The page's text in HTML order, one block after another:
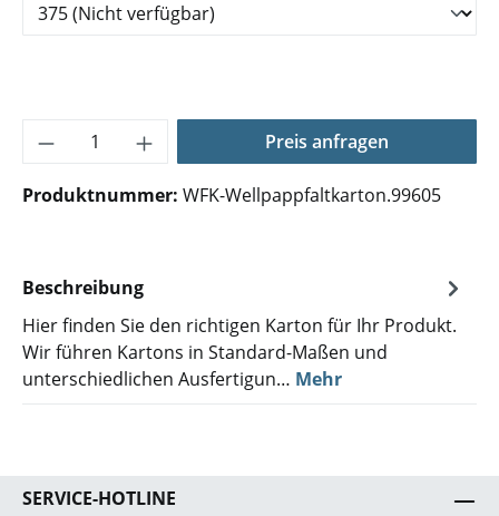
Produkt Anzahl: Gib den gewünschten
Preis anfragen
Produktnummer: WFK-Wellpappfaltkarton.99605
Beschreibung
Hier finden Sie den richtigen Karton für Ihr Produkt.
Wir führen Kartons in Standard-Maßen und
unterschiedlichen Ausfertigun… Mehr
SERVICE-HOTLINE